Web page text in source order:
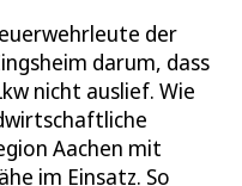
der
darum, dass
nicht auslief. Wie
Aachen mit
im Einsatz. So